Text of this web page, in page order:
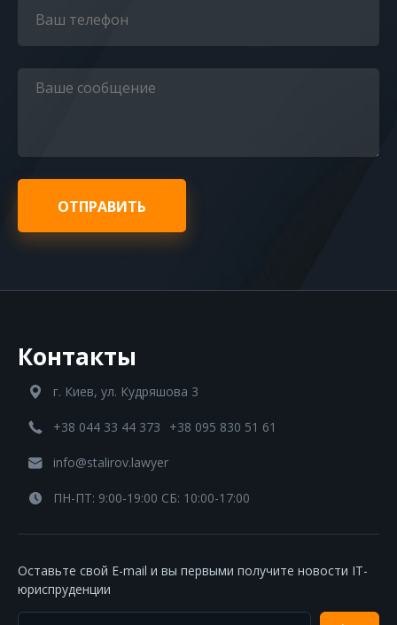
ОТПРАВИТЬ
Контакты
г. Киев, ул. Кудряшова 3
+38 044 33 44 373 +38 095 830 51 61
info@stalirov.lawyer
ПН-ПТ: 9:00-19:00 СБ: 10:00-17:00
Оставьте свой E-mail и вы первыми получите новости IT-
юриспруденции